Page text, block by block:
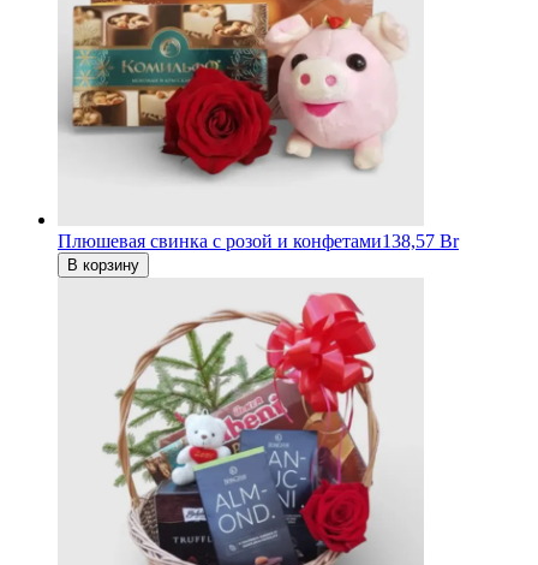
Плюшевая свинка с розой и конфетами138,57 Br
В корзину